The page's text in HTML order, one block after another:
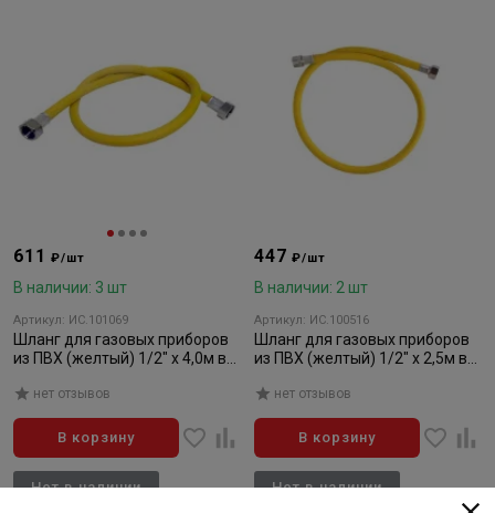
611₽/шт
В наличии: 3 шт
Артикул: ИС.101069
Шланг для газовых приборов
из ПВХ (желтый) 1/2" х 4,0м в/
нет отзывов
В корзину
447₽/шт
В наличии: 2 шт
Артикул: ИС.100516
Шланг для газовых приборов
из ПВХ (желтый) 1/2" х 2,5м в/
нет отзывов
В корзину
Нет в наличии Нет в наличии